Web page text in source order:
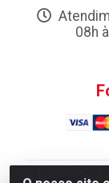
08h